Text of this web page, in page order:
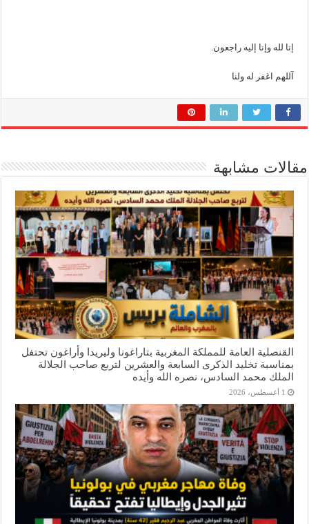
إنا لله وإنا إليه راجعون.
آللهم اغفر له ولنا
مقالات مشابهة
القنصلية العامة للمملكة المغربية بتاراغونا وليريدا وأراغون تحتفل
بمناسبة تخليد الذكرى السابعة والعشرين لتربع صاحب الجلالة
الملك محمد السادس، نصره الله وأيده
1 أغسطس، 2026